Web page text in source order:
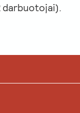
darbuotojai).